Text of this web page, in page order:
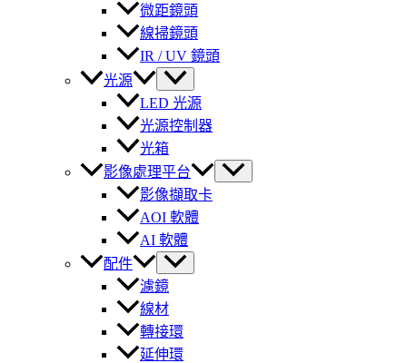
微距鏡頭
線掃鏡頭
IR / UV 鏡頭
光源
LED 光源
光源控制器
光箱
影像處理平台
影像擷取卡
AOI 軟體
AI 軟體
配件
濾鏡
線材
轉接環
延伸環